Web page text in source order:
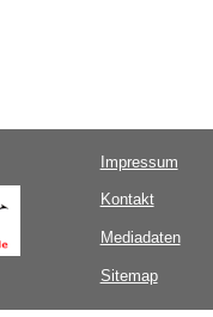
Impressum
Kontakt
Mediadaten
Sitemap